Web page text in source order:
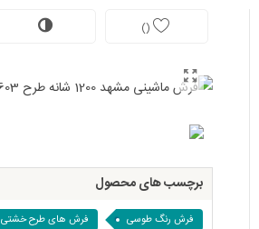
(
)
برچسب های محصول
فرش رنگ طوسی فرش های طرح خشتی